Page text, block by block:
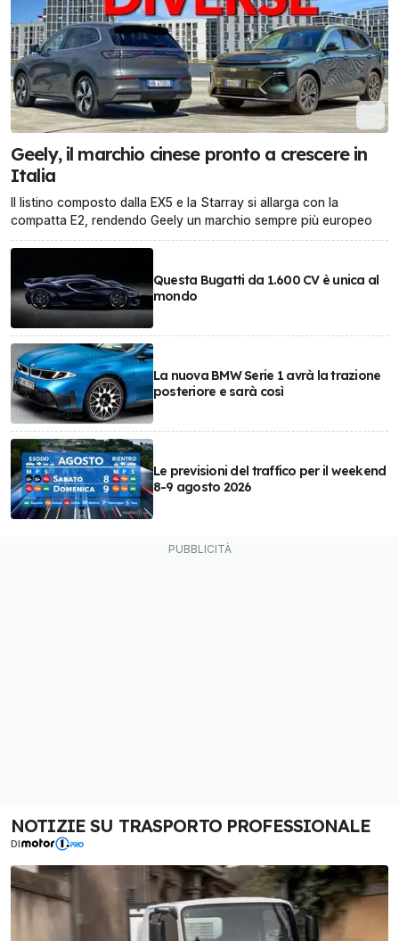
Geely, il marchio cinese pronto a crescere in
Italia
Il listino composto dalla EX5 e la Starray si allarga con la
compatta E2, rendendo Geely un marchio sempre più europeo
Questa Bugatti da 1.600 CV è unica al
mondo
La nuova BMW Serie 1 avrà la trazione
posteriore e sarà così
Le previsioni del traffico per il weekend
8-9 agosto 2026
NOTIZIE SU TRASPORTO PROFESSIONALE
DI